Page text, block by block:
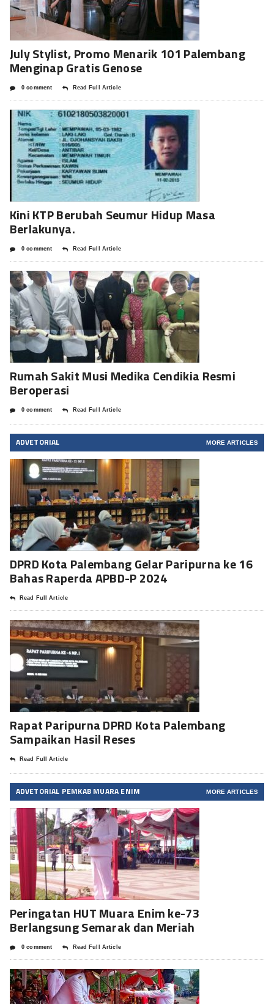
July Stylist, Promo Menarik 101 Palembang
Menginap Gratis Genose
0 comment Read Full Article
Kini KTP Berubah Seumur Hidup Masa
Berlakunya.
0 comment Read Full Article
Rumah Sakit Musi Medika Cendikia Resmi
Beroperasi
0 comment Read Full Article
ADVETORIAL MORE ARTICLES
DPRD Kota Palembang Gelar Paripurna ke 16
Bahas Raperda APBD-P 2024
Read Full Article
Rapat Paripurna DPRD Kota Palembang
Sampaikan Hasil Reses
Read Full Article
ADVETORIAL PEMKAB MUARA ENIM MORE ARTICLES
Peringatan HUT Muara Enim ke-73
Berlangsung Semarak dan Meriah
0 comment Read Full Article